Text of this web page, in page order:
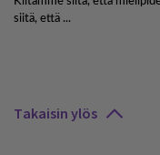
Takaisin ylös